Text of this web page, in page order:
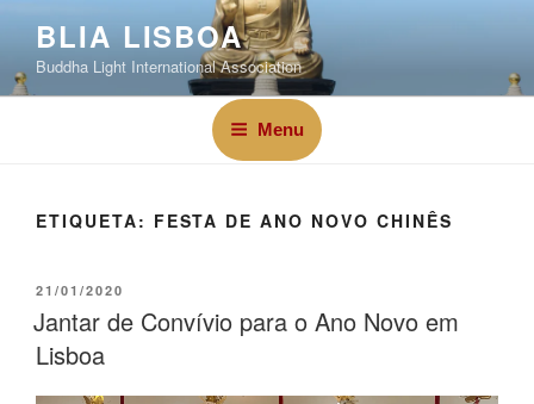
BLIA LISBOA
Buddha Light International Association
Menu
ETIQUETA: FESTA DE ANO NOVO CHINÊS
21/01/2020
Jantar de Convívio para o Ano Novo em
Lisboa